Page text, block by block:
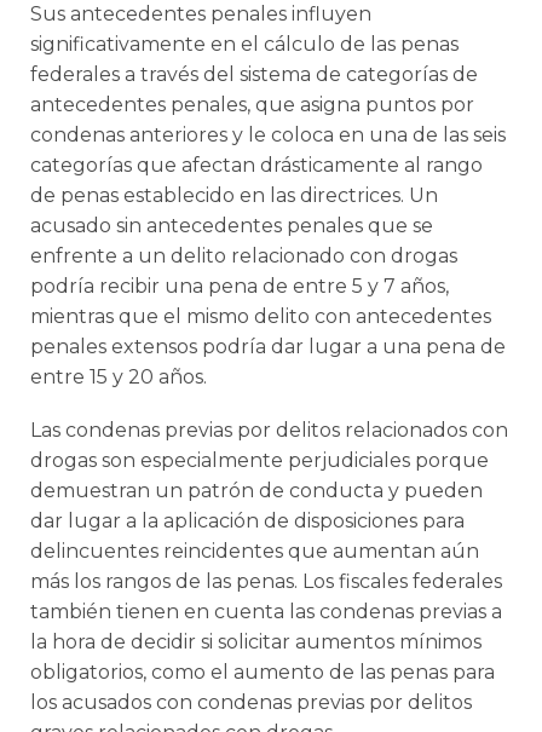
Sus antecedentes penales influyen
significativamente en el cálculo de las penas
federales a través del sistema de categorías de
antecedentes penales, que asigna puntos por
condenas anteriores y le coloca en una de las seis
categorías que afectan drásticamente al rango
de penas establecido en las directrices. Un
acusado sin antecedentes penales que se
enfrente a un delito relacionado con drogas
podría recibir una pena de entre 5 y 7 años,
mientras que el mismo delito con antecedentes
penales extensos podría dar lugar a una pena de
entre 15 y 20 años.
Las condenas previas por delitos relacionados con
drogas son especialmente perjudiciales porque
demuestran un patrón de conducta y pueden
dar lugar a la aplicación de disposiciones para
delincuentes reincidentes que aumentan aún
más los rangos de las penas. Los fiscales federales
también tienen en cuenta las condenas previas a
la hora de decidir si solicitar aumentos mínimos
obligatorios, como el aumento de las penas para
los acusados con condenas previas por delitos